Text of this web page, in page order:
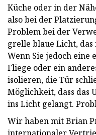
Küche oder in der
also bei der
Problem bei der
grelle blaue Licht, das
Wenn Sie jedoch eine
Fliege oder ein
isolieren, die Tür
Möglichkeit, dass das
ins Licht gelangt.
Wir haben mit Brian